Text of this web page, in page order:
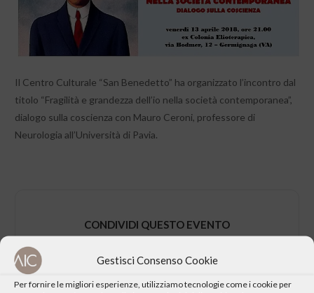
Gestisci Consenso Cookie
Per fornire le migliori esperienze, utilizziamo tecnologie come i cookie per
Il Centro Culturale “San Benedetto” ha organizzato l’incontro dal
titolo “Fragilità e grandezza dell’io nella società contemporanea”,
dialogo sulla coscienza con Mauro Ceroni, professore di
Neurologia all’Università di Pavia.
CONDIVIDI QUESTO EVENTO